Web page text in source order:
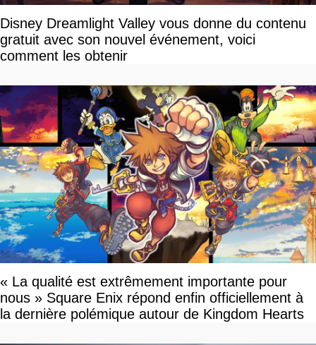
Disney Dreamlight Valley vous donne du contenu
gratuit avec son nouvel événement, voici
comment les obtenir
« La qualité est extrêmement importante pour
nous » Square Enix répond enfin officiellement à
la dernière polémique autour de Kingdom Hearts